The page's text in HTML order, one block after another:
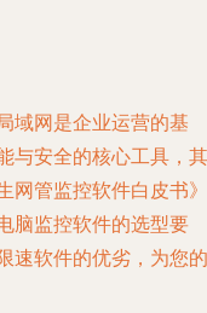
域网是企业运营的基
与安全的核心工具，其
网管监控软件白皮书》
脑监控软件的选型要
速软件的优劣，为您的